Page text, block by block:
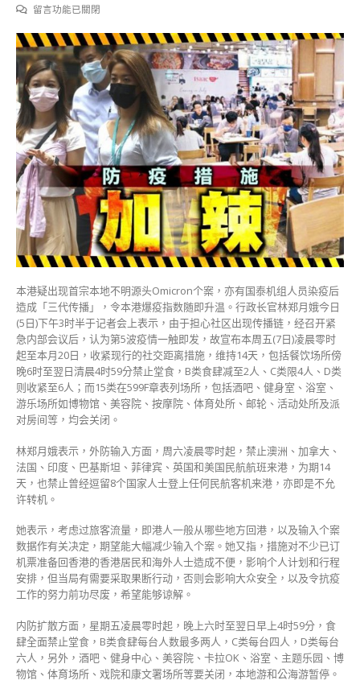
在
港
防
疫
措
施
1.7
起
收
紧
食
肆
晚
6
朝
5
堂
食
关
闭
酒
吧
派
对
房
等〉
中
留言功能已關閉
本港疑出现首宗本地不明源头Omicron个案，亦有国泰机组人员染疫后
造成「三代传播」，令本港爆疫指数随即升温。行政长官林郑月娥今日
(5日)下午3时半于记者会上表示，由于担心社区出现传播链，经召开紧
急内部会议后，认为第5波疫情一触即发，故宣布本周五(7日)凌晨零时
起至本月20日，收紧现行的社交距离措施，维持14天，包括餐饮场所傍
晚6时至翌日清晨4时59分禁止堂食，B类食肆减至2人、C类限4人、D类
则收紧至6人；而15类在599F章表列场所，包括酒吧、健身室、浴室、
游乐场所如博物馆、美容院、按摩院、体育处所、邮轮、活动处所及派
对房间等，均会关闭。
林郑月娥表示，外防输入方面，周六凌晨零时起，禁止澳洲、加拿大、
法国、印度、巴基斯坦、菲律宾、英国和美国民航航班来港，为期14
天，也禁止曾经逗留8个国家人士登上任何民航客机来港，亦即是不允
许转机。
她表示，考虑过旅客流量，即港人一般从哪些地方回港，以及输入个案
数据作有关决定，期望能大幅减少输入个案。她又指，措施对不少已订
机票准备回香港的香港居民和海外人士造成不便，影响个人计划和行程
安排，但当局有需要采取果断行动，否则会影响大众安全，以及令抗疫
工作的努力前功尽废，希望能够谅解。
内防扩散方面，星期五凌晨零时起，晚上六时至翌日早上4时59分，食
肆全面禁止堂食，B类食肆每台人数最多两人，C类每台四人，D类每台
六人，另外，酒吧、健身中心、美容院、卡拉OK、浴室、主题乐园、博
物馆、体育场所、戏院和康文署场所等要关闭，本地游和公海游暂停。